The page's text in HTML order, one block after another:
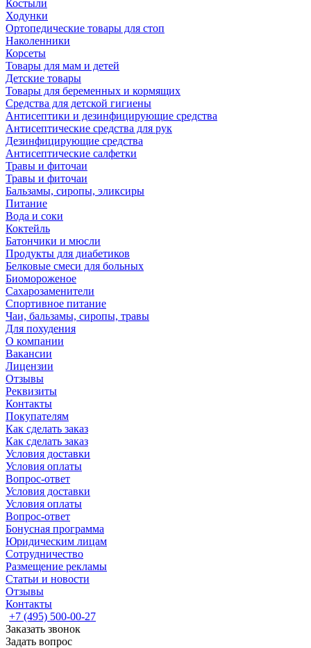
Костыли
Ходунки
Ортопедические товары для стоп
Наколенники
Корсеты
Товары для мам и детей
Детские товары
Товары для беременных и кормящих
Средства для детской гигиены
Антисептики и дезинфицирующие средства
Антисептические средства для рук
Дезинфицирующие средства
Антисептические салфетки
Травы и фиточаи
Травы и фиточаи
Бальзамы, сиропы, эликсиры
Питание
Вода и соки
Коктейль
Батончики и мюсли
Продукты для диабетиков
Белковые смеси для больных
Биомороженое
Сахарозаменители
Спортивное питание
Чаи, бальзамы, сиропы, травы
Для похудения
О компании
Вакансии
Лицензии
Отзывы
Реквизиты
Контакты
Покупателям
Как сделать заказ
Как сделать заказ
Условия доставки
Условия оплаты
Вопрос-ответ
Условия доставки
Условия оплаты
Вопрос-ответ
Бонусная программа
Юридическим лицам
Сотрудничество
Размещение рекламы
Статьи и новости
Отзывы
Контакты
+7 (495) 500-00-27
Заказать звонок
Задать вопрос